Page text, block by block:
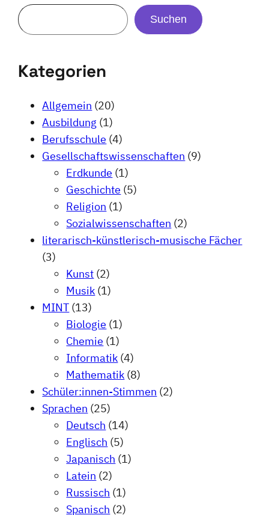
Suchen
Kategorien
Allgemein (20)
Ausbildung (1)
Berufsschule (4)
Gesellschaftswissenschaften (9)
Erdkunde (1)
Geschichte (5)
Religion (1)
Sozialwissenschaften (2)
literarisch-künstlerisch-musische Fächer
(3)
Kunst (2)
Musik (1)
MINT (13)
Biologie (1)
Chemie (1)
Informatik (4)
Mathematik (8)
Schüler:innen-Stimmen (2)
Sprachen (25)
Deutsch (14)
Englisch (5)
Japanisch (1)
Latein (2)
Russisch (1)
Spanisch (2)